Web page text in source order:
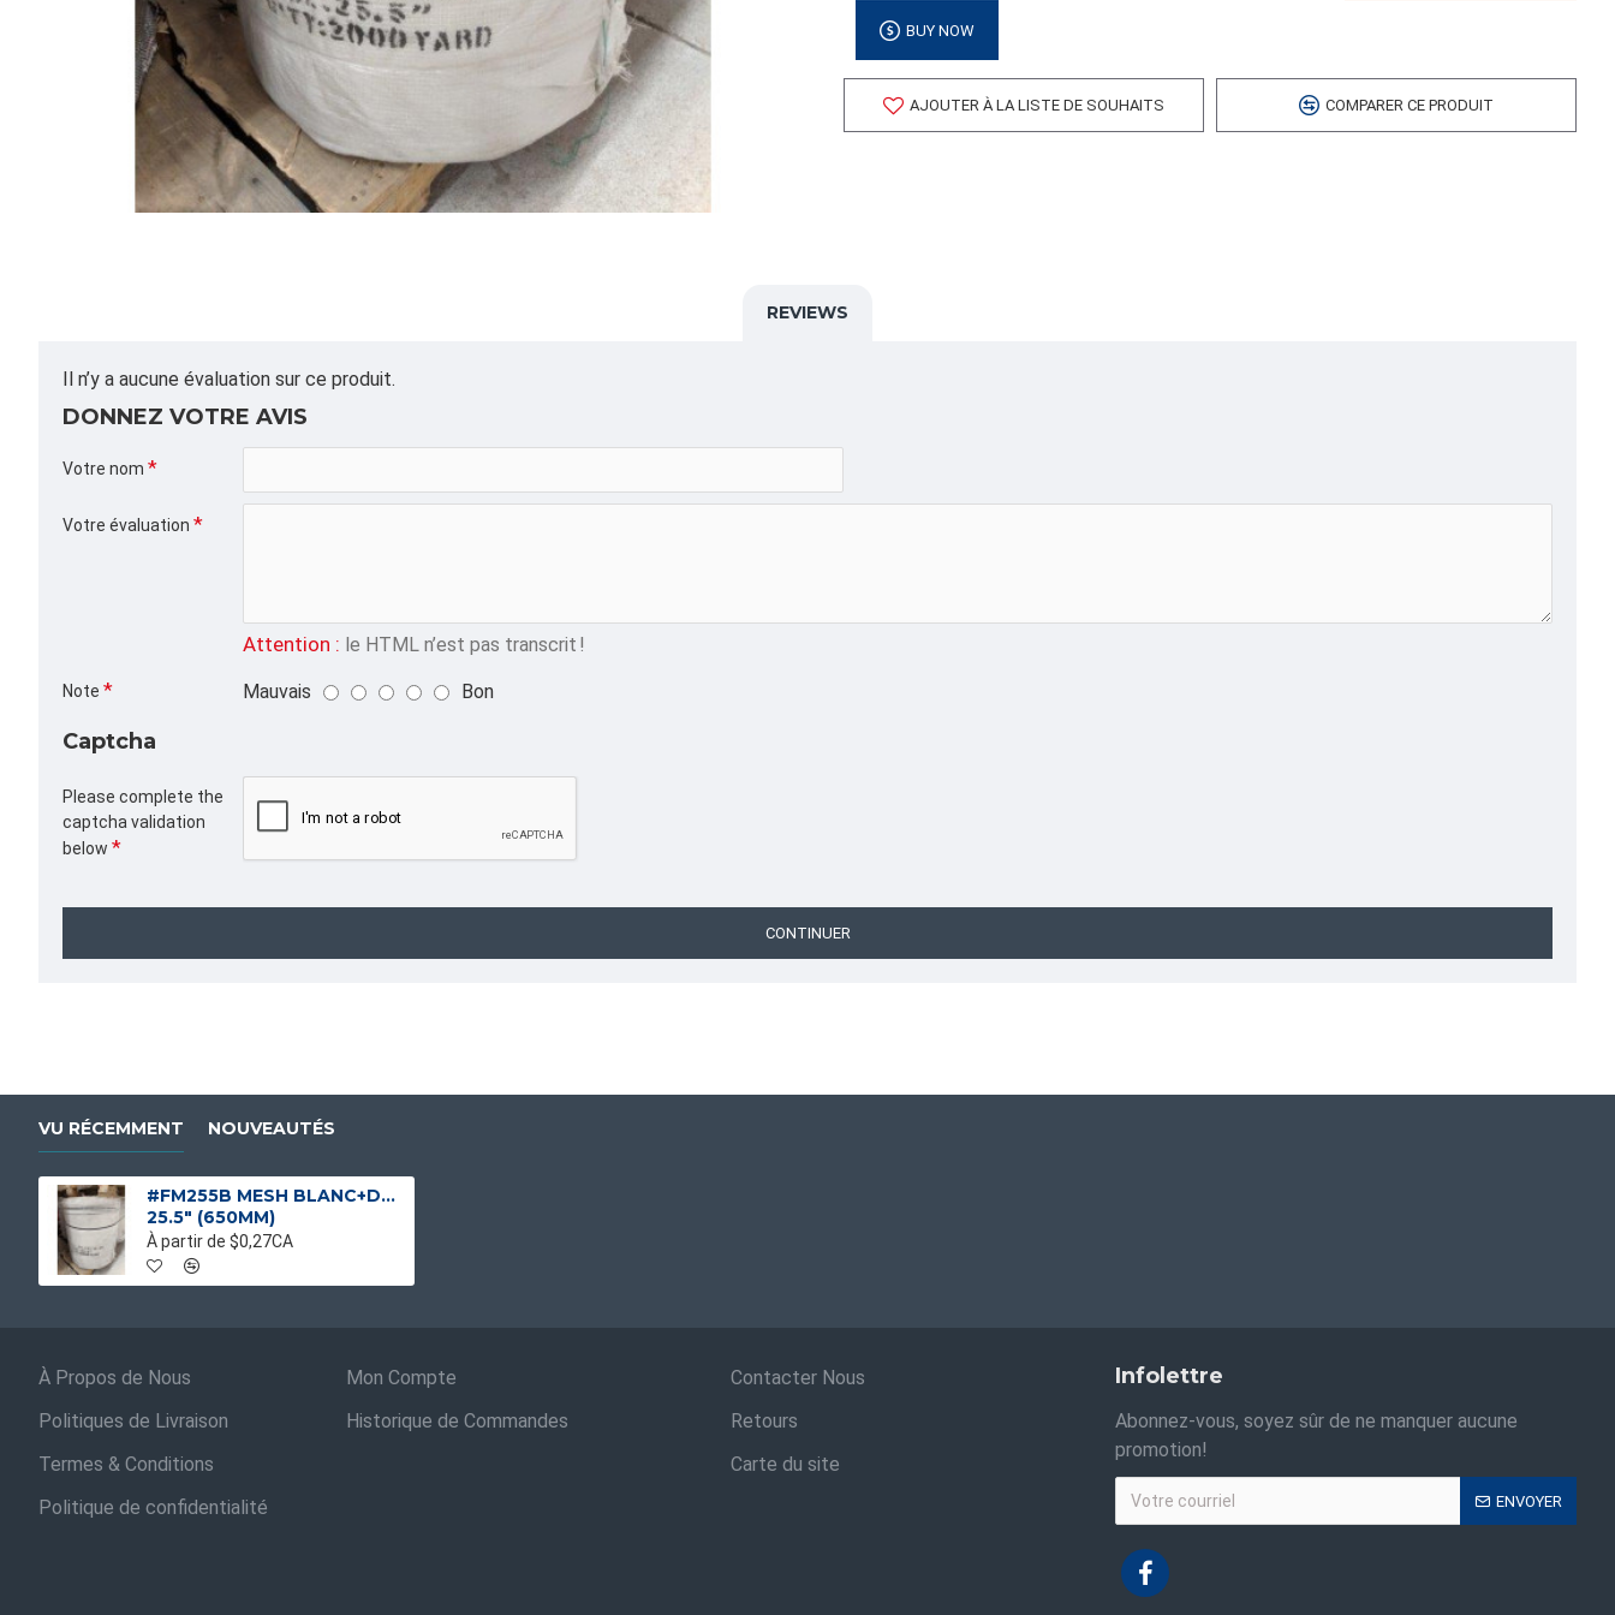
FORMAT DE PALETTE
Quantité par palette: 8.00
Dimension/pallet:
BUY NOW
AJOUTER À LA LISTE DE SOUHAITS COMPARER CE PRODUIT
REVIEWS
Il n’y a aucune évaluation sur ce produit.
DONNEZ VOTRE AVIS
Votre nom
Votre évaluation
Attention : le HTML n’est pas transcrit !
Note Mauvais Bon
Captcha
Please complete the
captcha validation
below
CONTINUER
VU RÉCEMMENT NOUVEAUTÉS
#FM255B MESH BLANC+DRAW TAPE SANS BANDE
25.5" (650MM)
À partir de $0,27CA
À Propos de Nous
Politiques de Livraison
Termes & Conditions
Politique de confidentialité
Mon Compte
Historique de Commandes
Contacter Nous
Retours
Carte du site
Infolettre
Abonnez-vous, soyez sûr de ne manquer aucune
promotion!
ENVOYER